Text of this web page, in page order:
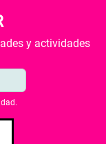
y actividades
.